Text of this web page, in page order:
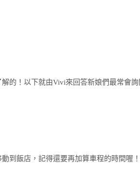
的！以下就由Vivi來回答新娘們最常會
到飯店，記得還要再加算車程的時間喔！